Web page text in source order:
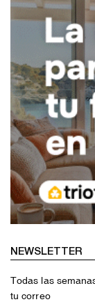
NEWSLETTER
Todas las
tu correo